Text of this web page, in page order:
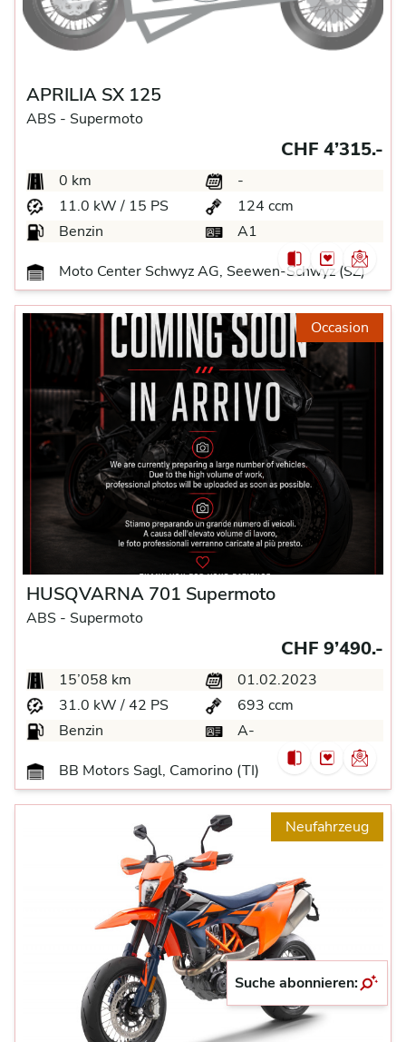
APRILIA SX 125
ABS - Supermoto
CHF 4’315.-
0 km
-
11.0 kW / 15 PS
124 ccm
Benzin
A1
Moto Center Schwyz AG, Seewen-Schwyz (SZ)
Occasion
HUSQVARNA 701 Supermoto
ABS - Supermoto
CHF 9’490.-
15’058 km
01.02.2023
31.0 kW / 42 PS
693 ccm
Benzin
A-
BB Motors Sagl, Camorino (TI)
Neufahrzeug
Suche abonnieren: